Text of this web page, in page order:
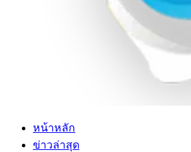
หน้าหลัก
ข่าวล่าสุด